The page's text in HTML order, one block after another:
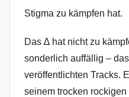
Stigma zu kämpfen hat.
Das ∆ hat nicht zu
sonderlich auffällig –
veröffentlichten Tracks.
seinem trocken